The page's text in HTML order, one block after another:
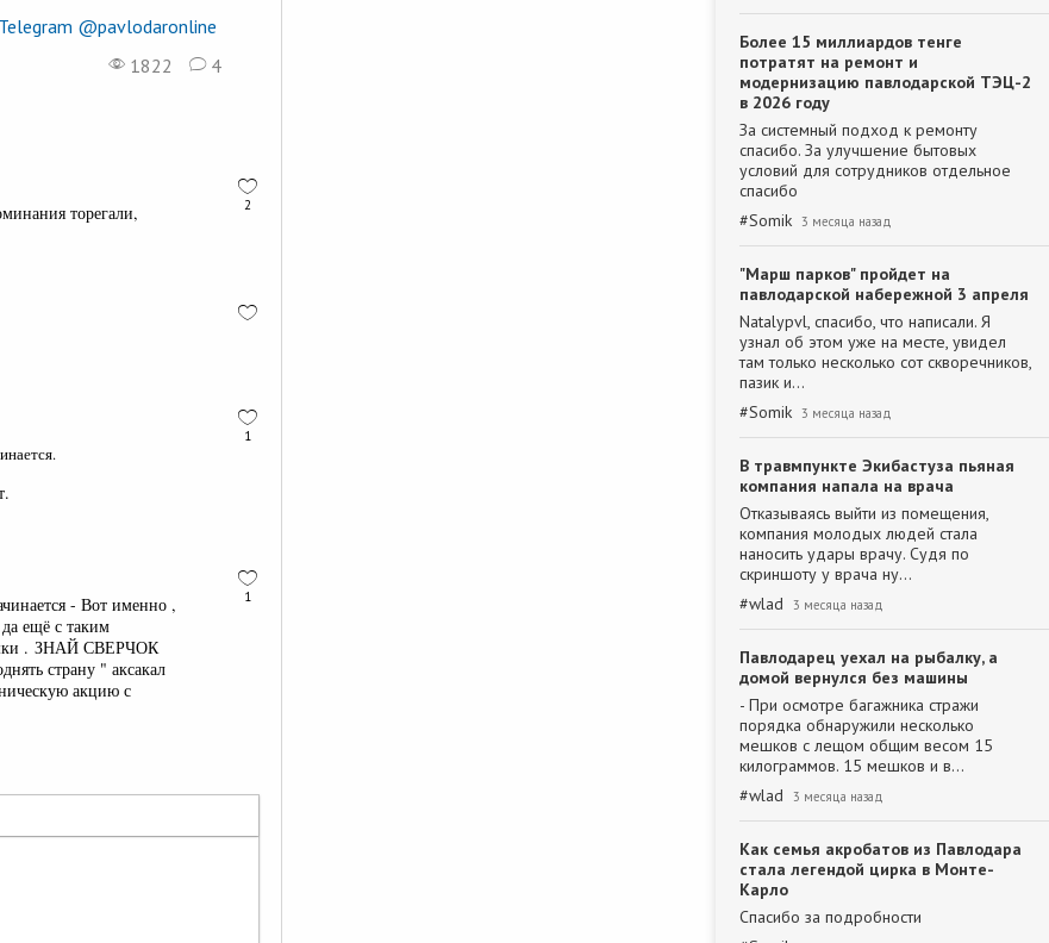
@pavlodaronline
1822 4
2
торегали,
1
1
- Вот именно ,
да ещё с таким
. ЗНАЙ СВЕРЧОК
страну " аксакал
акцию с
Более 15 миллиардов тенге
потратят на ремонт и
модернизацию павлодарской ТЭЦ-2
в 2026 году
За системный подход к ремонту
спасибо. За улучшение бытовых
условий для сотрудников отдельное
спасибо
#Somik 3 месяца назад
"Марш парков" пройдет на
павлодарской набережной 3 апреля
Natalypvl, спасибо, что написали. Я
узнал об этом уже на месте, увидел
там только несколько сот скворечников,
пазик и…
#Somik 3 месяца назад
В травмпункте Экибастуза пьяная
компания напала на врача
Отказываясь выйти из помещения,
компания молодых людей стала
наносить удары врачу. Судя по
скриншоту у врача ну…
#wlad 3 месяца назад
Павлодарец уехал на рыбалку, а
домой вернулся без машины
- При осмотре багажника стражи
порядка обнаружили несколько
мешков с лещом общим весом 15
килограммов. 15 мешков и в…
#wlad 3 месяца назад
Как семья акробатов из Павлодара
стала легендой цирка в Монте-
Карло
Спасибо за подробности